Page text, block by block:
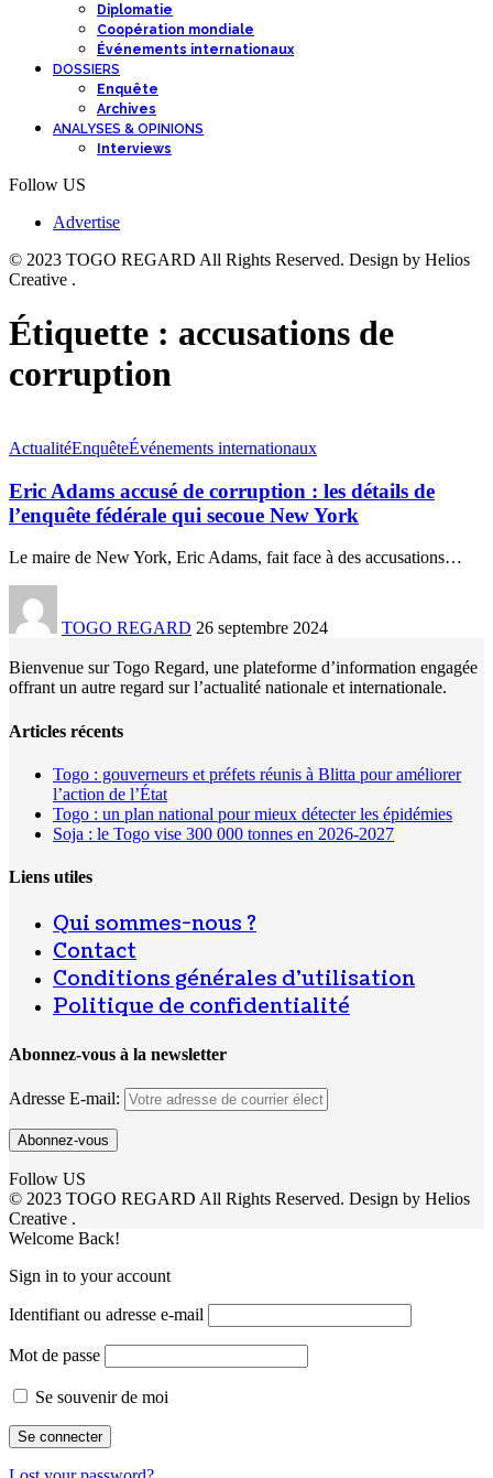
Diplomatie
Coopération mondiale
Événements internationaux
DOSSIERS
Enquête
Archives
ANALYSES & OPINIONS
Interviews
Follow US
Advertise
© 2023 TOGO REGARD All Rights Reserved. Design by Helios
Creative .
Étiquette : accusations de
corruption
ActualitéEnquêteÉvénements internationaux
Eric Adams accusé de corruption : les détails de
l’enquête fédérale qui secoue New York
Le maire de New York, Eric Adams, fait face à des accusations…
TOGO REGARD 26 septembre 2024
Bienvenue sur Togo Regard, une plateforme d’information engagée
offrant un autre regard sur l’actualité nationale et internationale.
Articles récents
Togo : gouverneurs et préfets réunis à Blitta pour améliorer
l’action de l’État
Togo : un plan national pour mieux détecter les épidémies
Soja : le Togo vise 300 000 tonnes en 2026-2027
Liens utiles
Qui sommes-nous ?
Contact
Conditions générales d’utilisation
Politique de confidentialité
Abonnez-vous à la newsletter
Adresse E-mail:
Follow US
© 2023 TOGO REGARD All Rights Reserved. Design by Helios
Creative .
Welcome Back!
Sign in to your account
Identifiant ou adresse e-mail
Mot de passe
Se souvenir de moi